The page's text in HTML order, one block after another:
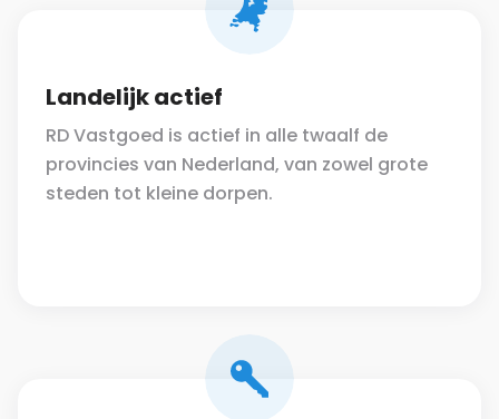
Landelijk actief
RD Vastgoed is actief in alle twaalf de
provincies van Nederland, van zowel grote
steden tot kleine dorpen.